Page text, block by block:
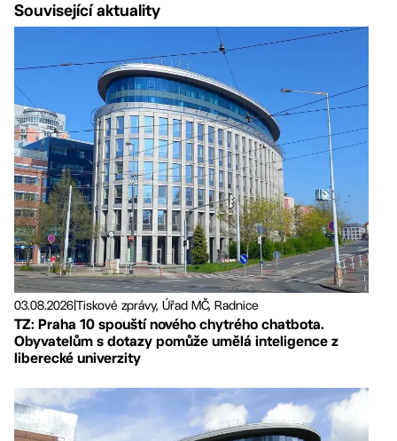
Související aktuality
03.08.2026Tiskové zprávy, Úřad MČ, Radnice
TZ: Praha 10 spouští nového chytrého chatbota.
Obyvatelům s dotazy pomůže umělá inteligence z
liberecké univerzity